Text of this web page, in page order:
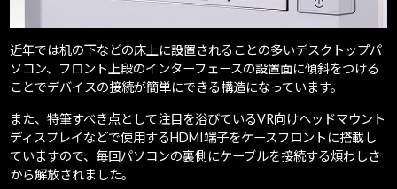
近年では机の下などの床上に設置されることの多いデスクトップパ
ソコン、フロント上段のインターフェースの設置面に傾斜をつける
ことでデバイスの接続が簡単にできる構造になっています。
また、特筆すべき点として注目を浴びているVR向けヘッドマウント
ディスプレイなどで使用するHDMI端子をケースフロントに搭載し
ていますので、毎回パソコンの裏側にケーブルを接続する煩わしさ
から解放されました。